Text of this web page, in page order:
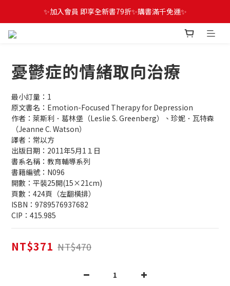
✨加入會員 即享全新書79折✨購書滿千免運✨
憂鬱症的情緒取向治療
最小訂量：1
原文書名：Emotion-Focused Therapy for Depression
作者：萊斯利．葛林堡（Leslie S. Greenberg）、珍妮．瓦特森
（Jeanne C. Watson）
譯者：常以方
出版日期：2011年5月1１日
書系名稱：教育輔導系列
書籍編號：N096
開數：平裝25開(15×21cm)
頁數：424頁（左翻橫排）
ISBN：9789576937682
CIP：415.985
NT$371 NT$470